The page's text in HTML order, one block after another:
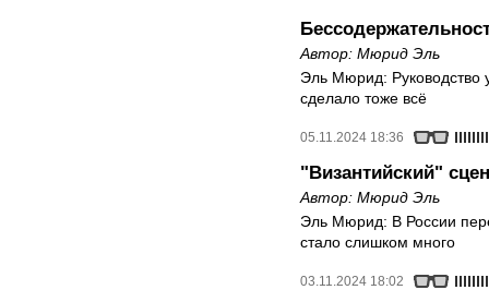
Автор: Мюрид Эль
Эль Мюрид: Руководство
сделало тоже всё
05.11.2024 18:36
"Византийский"
Автор: Мюрид Эль
Эль Мюрид: В России
стало слишком много
03.11.2024 18:02